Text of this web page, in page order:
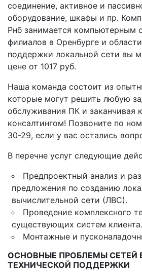
соединение, активное и
оборудование, шкафы и пр.
Рнб занимается компьютерным
филиалов в Оренбурге и
поддержки локальной сети вы
цене от 1017 руб.
Наша команда состоит из
которые могут решить любую
обслуживания ПК и заканчивая
консалтингом! Позвоните по
30-29, если у вас остались
В перечне услуг следующие
Предпроектный анализ и
предложения по созданию
вычислительной сети (ЛВС).
Проведение комплексного
существующих систем клиента.
Монтажные и
ОСНОВНЫЕ ПРОБЛЕМЫ СЕТЕЙ
ТЕХНИЧЕСКОЙ ПОДДЕРЖКИ